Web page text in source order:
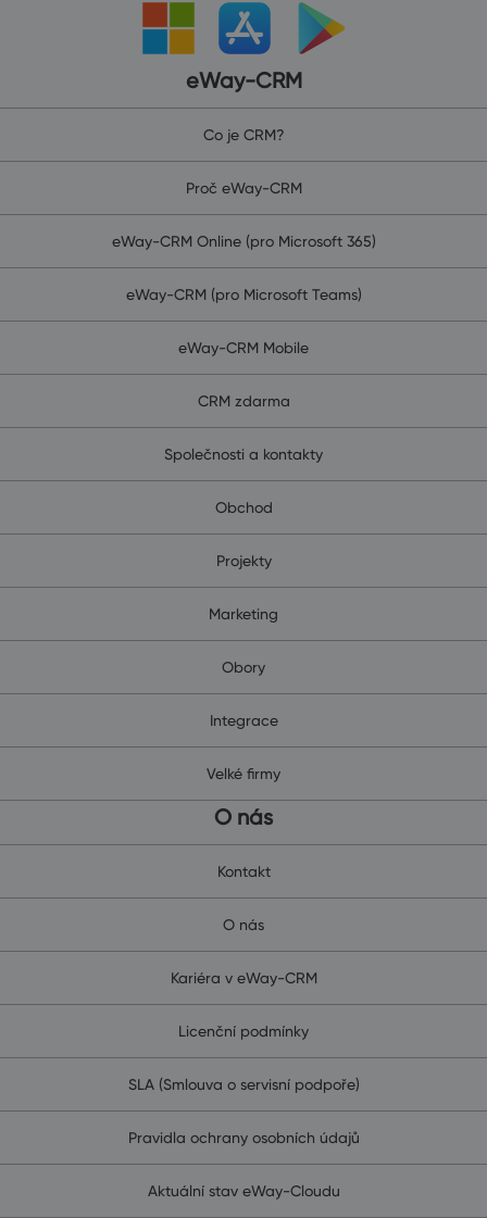
eWay-CRM
Co je CRM?
Proč eWay-CRM
eWay-CRM Online (pro Microsoft 365)
eWay-CRM (pro Microsoft Teams)
eWay-CRM Mobile
CRM zdarma
Společnosti a kontakty
Obchod
Projekty
Marketing
Obory
Integrace
Velké firmy
O nás
Kontakt
O nás
Kariéra v eWay-CRM
Licenční podmínky
SLA (Smlouva o servisní podpoře)
Pravidla ochrany osobních údajů
Aktuální stav eWay-Cloudu